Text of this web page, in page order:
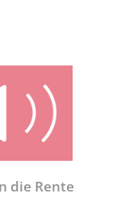
die Rente